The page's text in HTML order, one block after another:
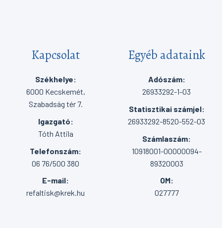
Kapcsolat
Székhelye:
6000 Kecskemét,
Szabadság tér 7.
Igazgató:
Tóth Attila
Telefonszám:
06 76/500 380
E-mail:
refaltisk@krek.hu
Egyéb adataink
Adószám:
26933292-1-03
Statisztikai számjel:
26933292-8520-552-03
Számlaszám:
10918001-00000094-
89320003
OM:
027777